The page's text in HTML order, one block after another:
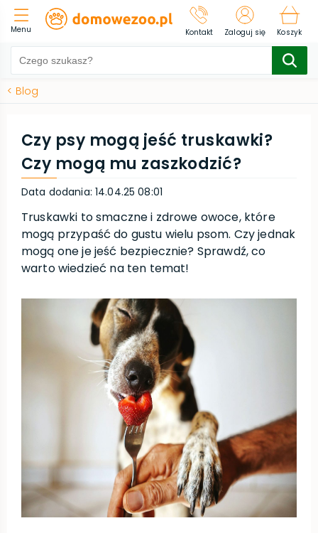
Menu Kontakt Zaloguj się Koszyk
< Blog
Czy psy mogą jeść truskawki?
Czy mogą mu zaszkodzić?
Data dodania: 14.04.25 08:01
Truskawki to smaczne i zdrowe owoce, które
mogą przypaść do gustu wielu psom. Czy jednak
mogą one je jeść bezpiecznie? Sprawdź, co
warto wiedzieć na ten temat!